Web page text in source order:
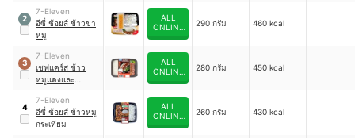
แห้ง
2
7-Eleven
อีซี่ ช้อยส์ ข้าวขา
หมู
ALL
ONLINE
290 กรัม 460 kcal
3
7-Eleven
เชฟแคร์ส ข้าว
หมูแดงและ
ALL
ONLINE
280 กรัม 450 kcal
4
7-Eleven
อีซี่ ช้อยส์ ข้าวหมู
กระเทียม
ALL
ONLINE
260 กรัม 430 kcal